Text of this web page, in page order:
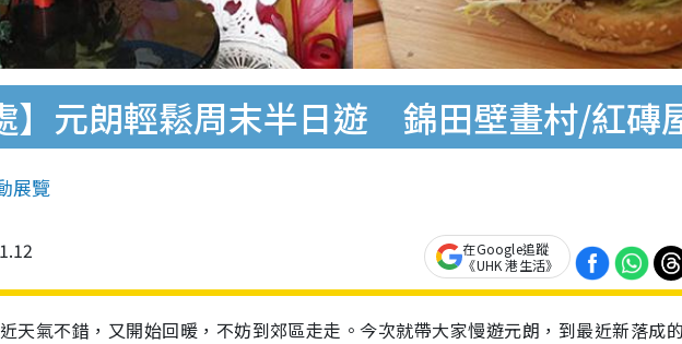
】元朗輕鬆周末半日遊 錦田壁畫村/紅磚
展覽
在Google追蹤
《UHK 港生活》
天氣不錯，又開始回暖，不妨到郊區走走。今次就帶大家慢遊元朗，到最近新落成